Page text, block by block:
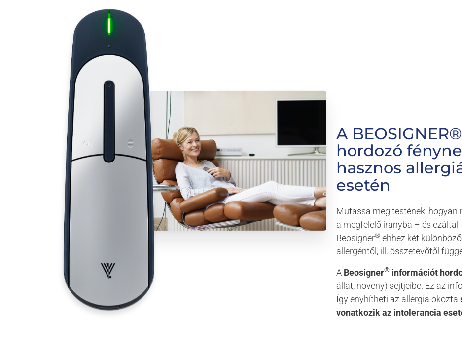
A
hordozó
hasznos
esetén
Mutassa meg testének, hogyan
a megfelelő irányba – és
Beosigner® ehhez két
allergéntől, ill. összetevőtől
A Beosigner® információt
állat, növény) sejtjeibe. Ez az
Így enyhítheti az allergia okozta
vonatkozik az intolerancia